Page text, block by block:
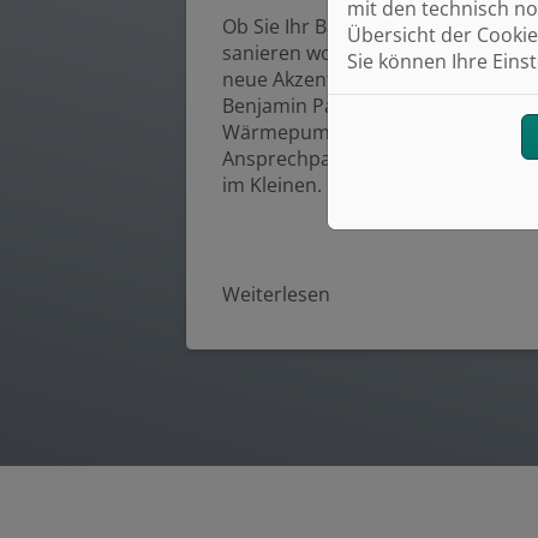
Ob Sie Ihr Bad umfassend
sanieren wollen oder ganz gezielt
neue Akzente setzen möchten –
Benjamin Paredes - der
Wärmepumper ist Ihr
Ansprechpartner im Großen wie
im Kleinen.
Weiterlesen
mit den technisch
Übersicht der
Sie können Ihre